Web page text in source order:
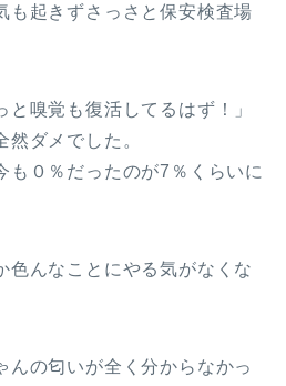
も起きずさっさと保安検査場
と嗅覚も復活してるはず！」
然ダメでした。
も０％だったのが7％くらいに
色んなことにやる気がなくな
んの匂いが全く分からなかっ